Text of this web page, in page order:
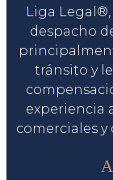
Liga
despacho
tránsito y
experiencia
comerciales y